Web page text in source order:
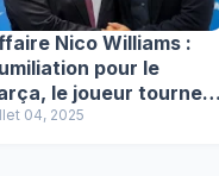
Nico Williams :
pour le
le joueur tourne
page Catalogne
04, 2025